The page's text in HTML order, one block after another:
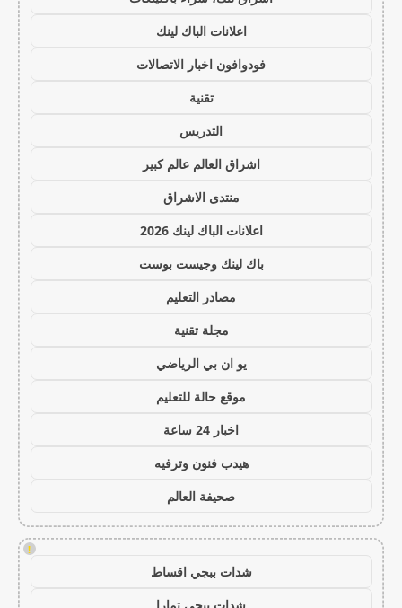
اعلانات الباك لينك
فودوافون اخبار الاتصالات
تقنية
التدريس
اشراق العالم عالم كبير
منتدى الاشراق
اعلانات الباك لينك 2026
باك لينك وجيست بوست
مصادر التعليم
مجلة تقنية
يو ان بي الرياضي
موقع حالة للتعليم
اخبار 24 ساعة
هيدب فنون وترفيه
صحيفة العالم
!
شدات ببجي اقساط